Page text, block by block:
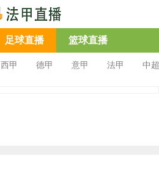
足球直播 篮球直播
西甲 德甲 意甲 法甲 中超